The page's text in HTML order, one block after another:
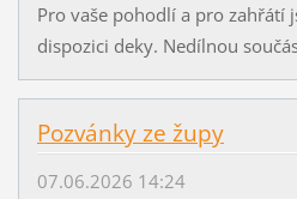
Pro vaše pohodlí a pro zahřátí
dispozici deky. Nedílnou
Pozvánky ze župy
07.06.2026 14:24